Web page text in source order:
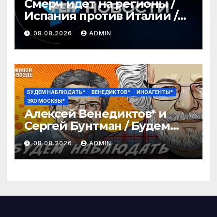
Смерч идет на регионы /
Испания против Италии /
Секс-скандал потряс
футбол / РЕН Новости 12:30,
8.08
08.08.2026 ADMIN
БУДЕМ НАБЛЮДАТЬ* ВЕНЕДИКТОВ*
ИНОАГЕНТЫ*
ЭХО МОСКВЫ*
Алексей Венедиктов* и
Сергей Бунтман / Будем
Наблюдать // 08.08.26
08.08.2026 ADMIN